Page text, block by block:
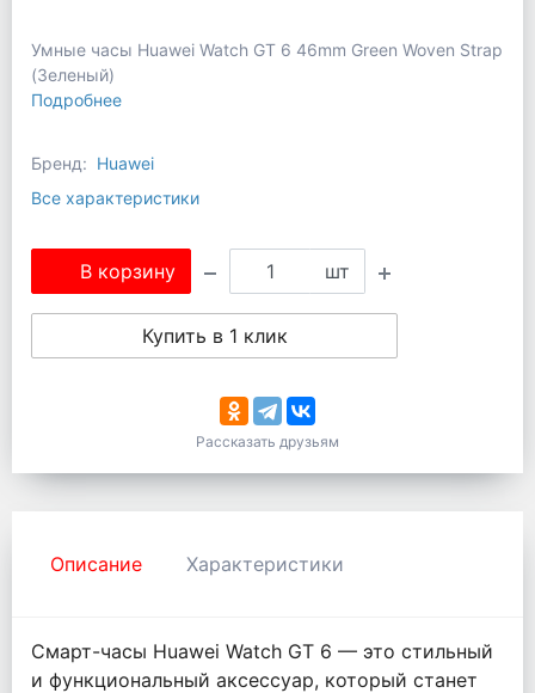
Умные часы Huawei Watch GT 6 46mm Green Woven Strap
(Зеленый)
Подробнее
Бренд: Huawei
Все характеристики
В корзину шт
Купить в 1 клик
Рассказать друзьям
Описание Характеристики
Смарт-часы Huawei Watch GT 6 — это стильный
и функциональный аксессуар, который станет